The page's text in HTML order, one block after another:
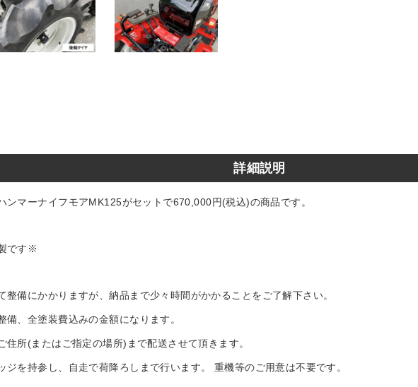
詳細説明
ンマーナイフモアMK125がセットで670,000円(税込)の商品です。
です※
整備にかかりますが、納品まで少々時間がかかることをご了解下さい。
備、全塗装費込みの金額になります。
住所(またはご指定の場所)まで配送させて頂きます。
ジを持参し、自走で荷降ろしまで行います。 重機等のご用意は不要です。